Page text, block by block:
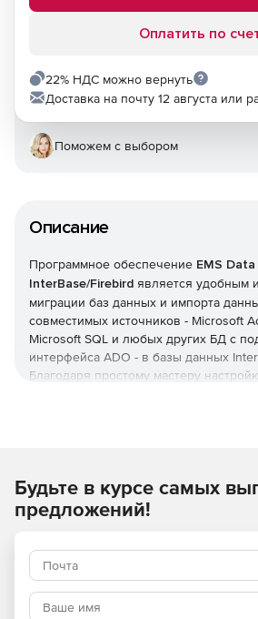
Описание
Программное обеспечение EMS
InterBase/Firebird является удобным
миграции баз данных и импорта
совместимых источников - Microsoft
Microsoft SQL и любых других БД с
интерфейса ADO - в базы данных
Благодаря простому мастеру
EMS Data Pump for InterBase/Firebird
миграцию данных в InterBase/Firebird
консольной утилиты.
Ключевые возможности EMS Data
InterBase/Firebird:
Работа в дружественном
Оплатить по
22% НДС можно вернуть
Доставка на почту 12 августа или
Поможем с выбором
Будьте в курсе самых
предложений!